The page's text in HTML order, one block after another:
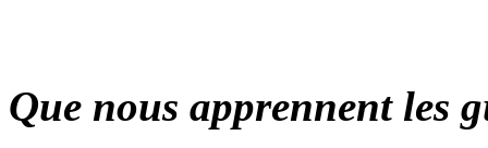
Que nous apprennent les